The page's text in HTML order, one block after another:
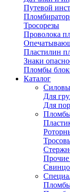
Путевой
Тросорезы
Проволока
Пластилин
Знаки
Пломбы
Каталог
Для
Для
Пломбы